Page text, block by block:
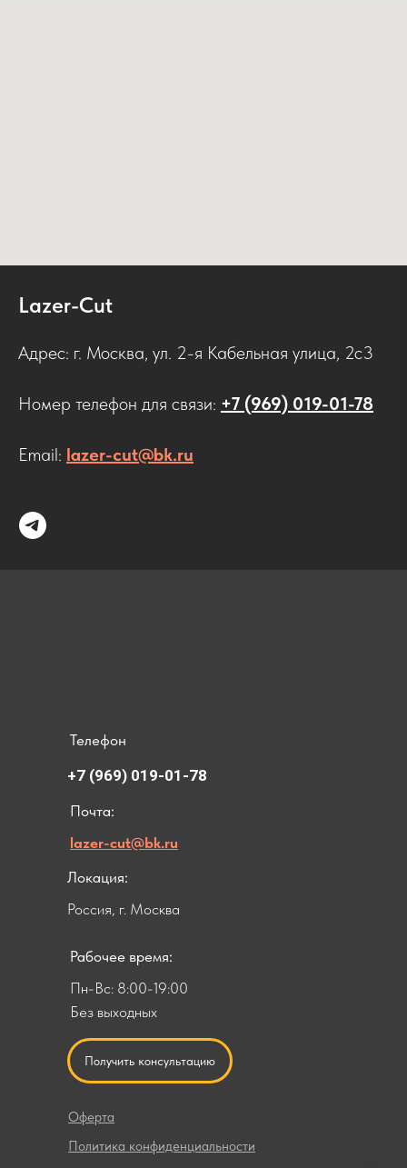
Lazer-Cut
Адрес: г. Москва, ул. 2-я Кабельная улица, 2с3
Номер телефон для связи: +7 (969) 019-01-78
Email: lazer-cut@bk.ru
Политика конфиденциальности
Оферта
Почта:
lazer-cut@bk.ru
Телефон
Рабочее время:
+7 (969) 019-01-78
Пн-Вс: 8:00-19:00
Без выходных
Получить консультацию
Локация:
Россия, г. Москва